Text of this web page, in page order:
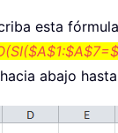
esta fórmula
hacia abajo